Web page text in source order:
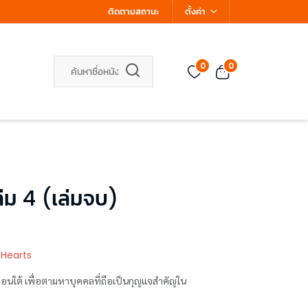
ติดตามสถานะ ตั้งค่า
0 0
ม 4 (เล่มจบ)
Hearts
ตอนใต้ เพื่อตามหาบุคคลที่ถือเป็นกุญแจสำคัญใน